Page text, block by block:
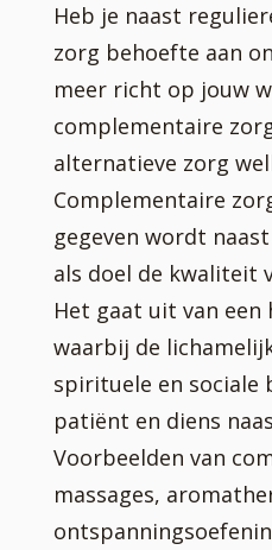
Heb je naast
zorg behoefte aan
meer richt op jouw
complementaire
alternatieve zorg
Complementaire
gegeven wordt
als doel de kwaliteit
Het gaat uit van
waarbij de
spirituele en sociale
patiënt en diens
Voorbeelden van
massages,